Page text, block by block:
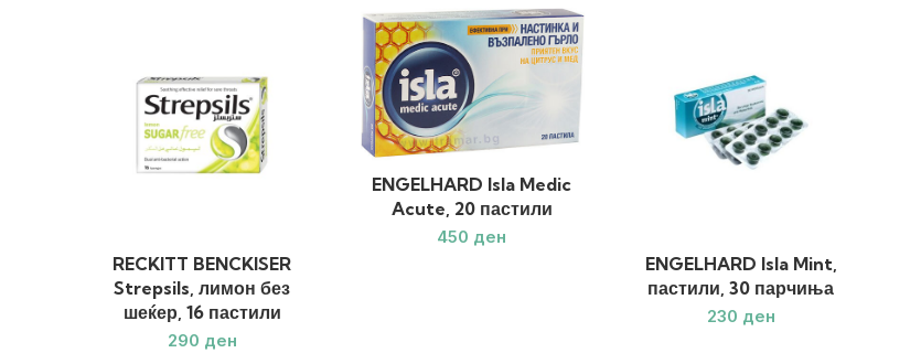
RECKITT BENCKISER
Strepsils, лимон без
шеќер, 16 пастили
ден
ENGELHARD Isla Medic
Acute, 20 пастили
ден
ENGELHARD Isla Mint,
пастили, 30 парчиња
ден